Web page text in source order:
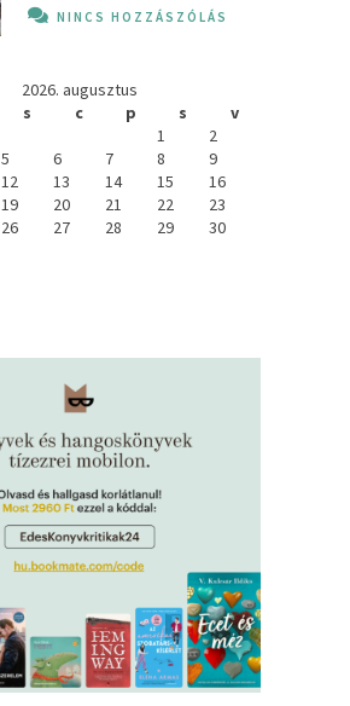
NINCS HOZZÁSZÓLÁS
2026. augusztus
s c p s
v
1
2
5 6 7 8
9
12 13 14 15
16
19 20 21 22
23
26 27 28 29
30